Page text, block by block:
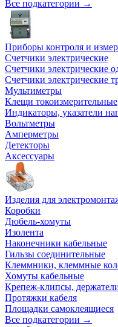
Все подкатегории →
Приборы контроля и
Счетчики электрические
Счетчики электрические
Счетчики электрические
Мультиметры
Клещи токоизмерительные
Индикаторы, указатели
Вольтметры
Амперметры
Детекторы
Аксессуары
Изделия для
Коробки
Дюбель-хомуты
Изолента
Наконечники кабельные
Гильзы соединительные
Клеммники, клеммные
Хомуты кабельные
Крепеж-клипсы,
Протяжки кабеля
Площадки самоклеящиеся
Все подкатегории →